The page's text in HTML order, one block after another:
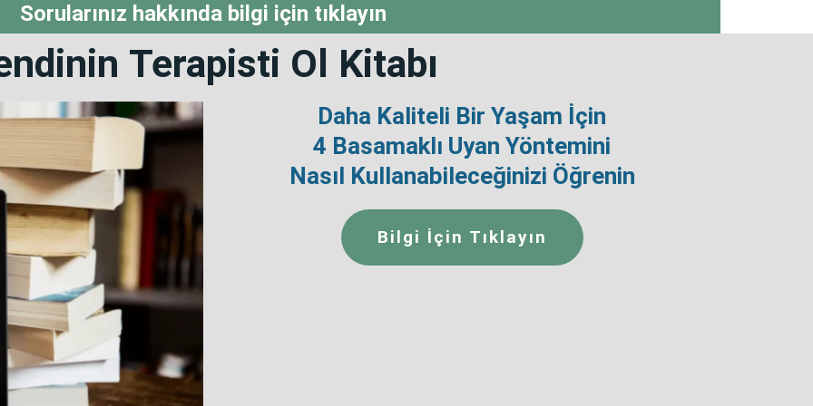
Sorularınız hakkında bilgi için tıklayın
Terapisti Ol Kitabı
Daha Kaliteli Bir Yaşam İçin
4 Basamaklı Uyan Yöntemini
Nasıl Kullanabileceğinizi Öğrenin
Bilgi İçin Tıklayın